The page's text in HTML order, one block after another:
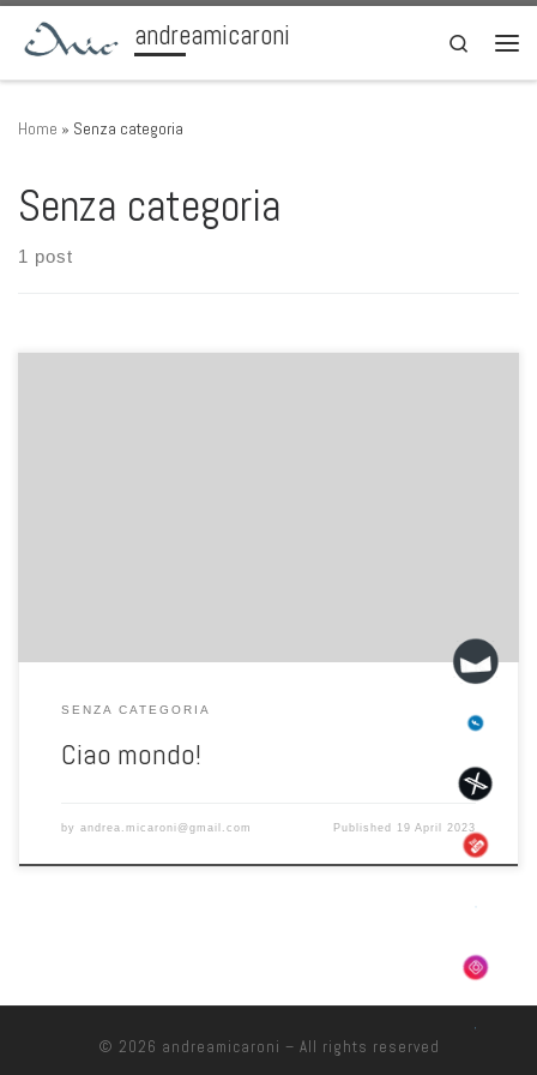
Skip to contentandreamicaroni
Search
Home » Senza categoria
Senza categoria
1 post
SENZA CATEGORIA
Ciao mondo!
by andrea.micaroni@gmail.com Published 19 April 2023
© 2026 andreamicaroni – All rights reserved